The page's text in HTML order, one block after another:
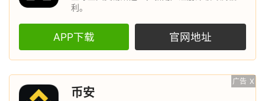
利。
APP下载 官网地址
广告 X
币安